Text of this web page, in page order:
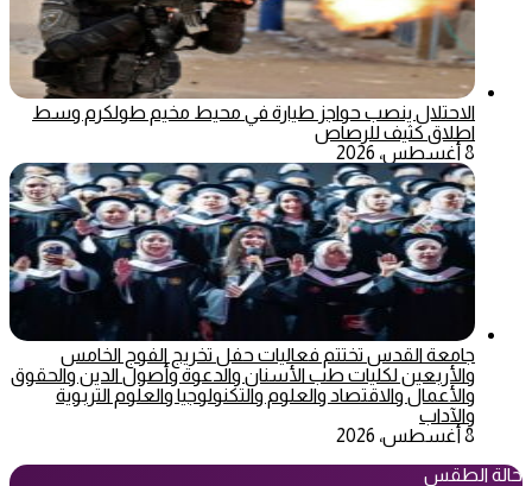
الاحتلال ينصب حواجز طيارة في محيط مخيم طولكرم وسط
اطلاق كثيف للرصاص
8 أغسطس، 2026
جامعة القدس تختتم فعاليات حفل تخريج الفوج الخامس
والأربعين لكليات طب الأسنان والدعوة وأصول الدين والحقوق
والأعمال والاقتصاد والعلوم والتكنولوجيا والعلوم التربوية
والآداب
8 أغسطس، 2026
حالة الطقس